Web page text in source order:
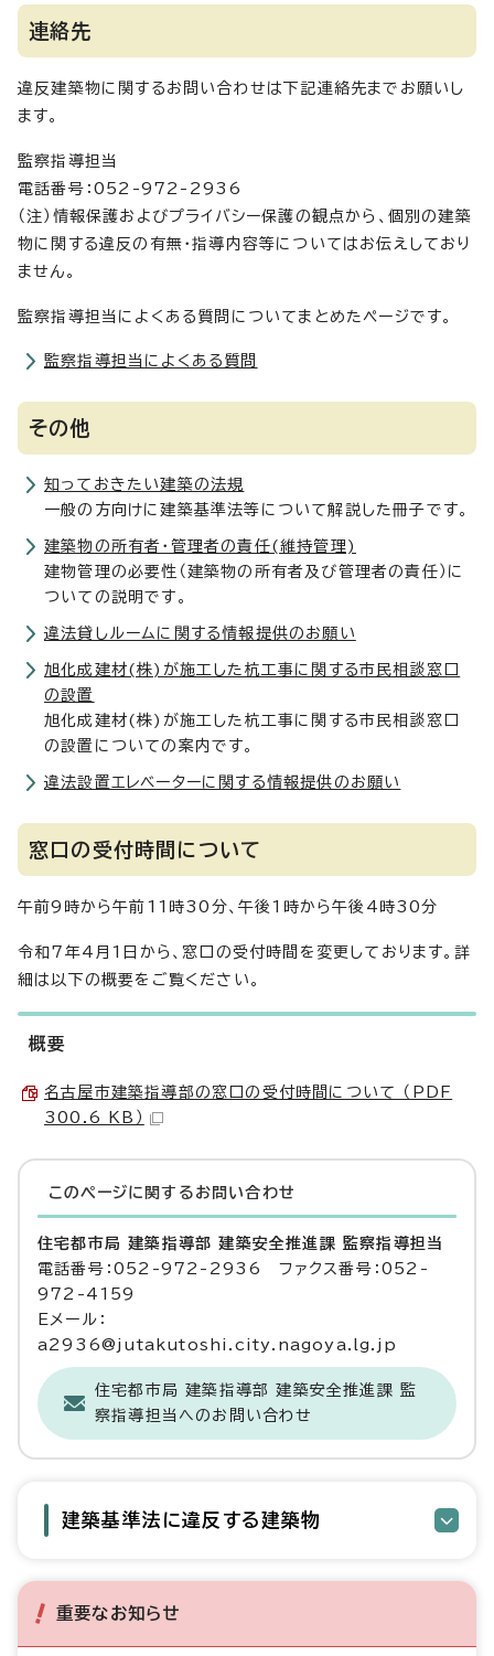
連絡先
違反建築物に関するお問い合わせは下記連絡先までお願いし
ます。
監察指導担当
電話番号：052-972-2936
（注）情報保護およびプライバシー保護の観点から、個別の建築
物に関する違反の有無・指導内容等についてはお伝えしており
ません。
監察指導担当によくある質問についてまとめたページです。
監察指導担当によくある質問
その他
知っておきたい建築の法規
一般の方向けに建築基準法等について解説した冊子です。
建築物の所有者・管理者の責任(維持管理)
建物管理の必要性（建築物の所有者及び管理者の責任）に
ついての説明です。
違法貸しルームに関する情報提供のお願い
旭化成建材(株)が施工した杭工事に関する市民相談窓口
の設置
旭化成建材(株)が施工した杭工事に関する市民相談窓口
の設置についての案内です。
違法設置エレベーターに関する情報提供のお願い
窓口の受付時間について
午前9時から午前11時30分、午後1時から午後4時30分
令和7年4月1日から、窓口の受付時間を変更しております。詳
細は以下の概要をご覧ください。
概要
名古屋市建築指導部の窓口の受付時間について （PDF
300.6 KB）
このページに関する お問い合わせ
住宅都市局 建築指導部 建築安全推進課 監察指導担当
電話番号：052-972-2936 ファクス番号：052-
972-4159
Eメール：
a2936@jutakutoshi.city.nagoya.lg.jp
住宅都市局 建築指導部 建築安全推進課 監
察指導担当へのお問い合わせ
建築基準法に違反する建築物
重要なお知らせ